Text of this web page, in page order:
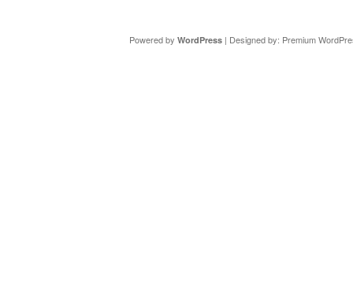
Powered by WordPress| Designed by: Premium